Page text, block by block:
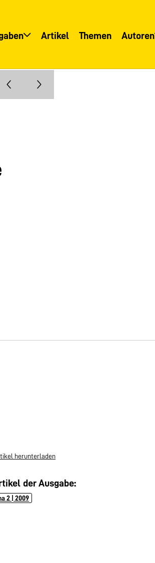
Artikel Themen Autoren
herunterladen
der Ausgabe:
2 | 2009